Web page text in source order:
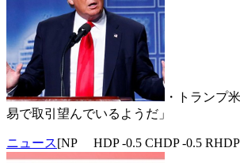
・トランプ
易で取引望んでいるようだ」
ニュース[NP HDP -0.5 CHDP -0.5 RHDP